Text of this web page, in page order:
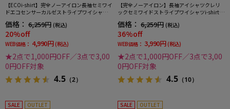
【ECOi-shirt】完全ノーアイロン長袖セミワイ
ドエコセンサーカルゼストライプワイシャツ
価格： 6,259円 (税込)
20%off
WEB価格： 4,990円 (税込)
★2点で1,000円OFF／3点で3,00
0円OFF対象
4.5 （2）
【完全ノーアイロン】長袖アイシャツクレリ
ックセミワイドストライプワイシャツi-shirt通
価格： 6,259円 (税込)
36%off
WEB価格： 3,990円 (税込)
★2点で1,000円OFF／3点で3,00
0円OFF対象
4.5 （10）
SALE OUTLET SALE OUTLET